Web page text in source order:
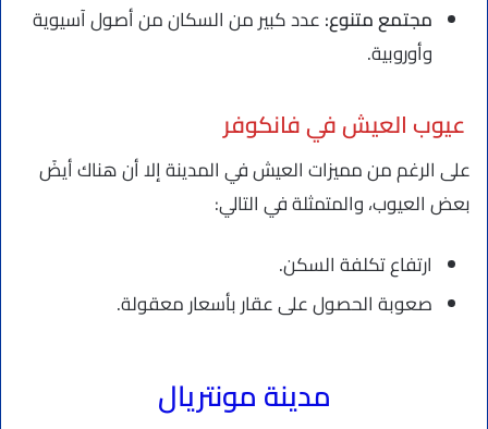
مجتمع متنوع:عدد كبير من السكان من أصول آسيوية
وأوروبية.
عيوب العيش في فانكوفر
على الرغم من مميزات العيش في المدينة إلا أن هناك أيضً
بعض العيوب، والمتمثلة في التالي:
ارتفاع تكلفة السكن.
صعوبة الحصول على عقار بأسعار معقولة.
مدينة مونتريال